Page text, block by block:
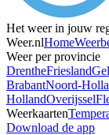
Het weer in jouw
Weer.nlHome
Weer per provincie
DrentheFriesland
BrabantNoord-
HollandOverijssel
Weerkaarten
Download de app